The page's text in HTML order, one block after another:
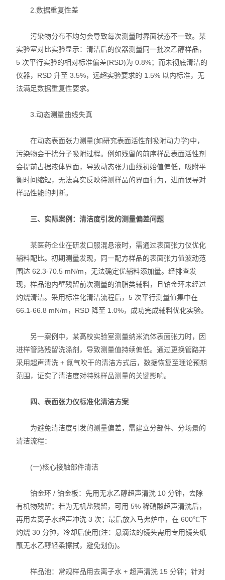
2.数据重复性差
污染物分布不均匀会导致每次测量时界面状态不一致。某
实验室对比实验显示：清洁后的仪器测量同一批次乙醇样品，
5 次平行实验的相对标准偏差(RSD)为 0.8%；而未彻底清洁的
仪器，RSD 升至 3.5%，远超实验要求的 1.5% 以内标准，无
法满足数据重复性要求。
3.动态测量曲线失真
在动态表面张力测量(如研究表面活性剂吸附动力学)中，
污染物会干扰分子吸附过程。例如残留的前序样品表面活性剂
会提前占据液体界面，导致动态张力曲线初始值偏低，吸附平
衡时间缩短，无法真实反映待测样品的界面行为，进而误导对
样品性能的判断。
三、实际案例：清洁度引发的测量偏差问题
某医药企业在研发口服混悬液时，需通过表面张力仪优化
辅料配比。初期测量发现，同一配方样品的表面张力值波动范
围达 62.3-70.5 mN/m，无法确定优辅料添加量。经排查发
现，样品池内壁残留前次测量的油脂类辅料，且铂金环未经过
灼烧清洁。采用标准化清洁流程后，5 次平行测量值集中在
66.1-66.8 mN/m，RSD 降至 1.0%，成功完成辅料优化实验。
另一案例中，某高校实验室测量纳米流体表面张力时，因
进样管路残留洗涤剂，导致测量值持续偏低。通过更换管路并
采用超声清洗 + 氮气吹干的清洁方式后，数据恢复至理论预期
范围，证实了清洁度对特殊样品测量的关键影响。
四、表面张力仪标准化清洁方案
为避免清洁度引发的测量偏差，需建立分部件、分场景的
清洁流程：
(一)核心接触部件清洁
铂金环 / 铂金板：先用无水乙醇超声清洗 10 分钟，去除
有机物残留；若为无机盐残留，可用 5% 稀硝酸超声清洗后，
再用去离子水超声冲洗 3 次；最后放入马弗炉中，在 600℃下
灼烧 30 分钟，冷却后使用(注：悬滴法的镜头需用专用镜头纸
蘸无水乙醇轻柔擦拭，避免划伤)。
样品池：常规样品用去离子水 + 超声清洗 15 分钟；针对